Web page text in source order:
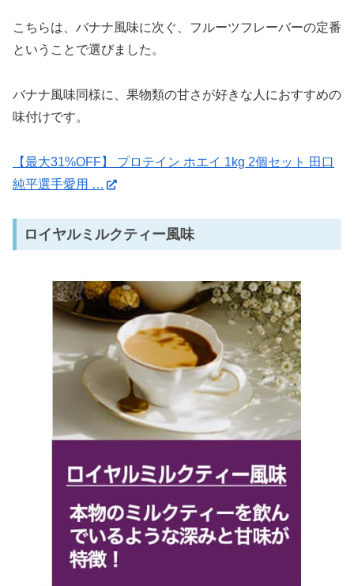
こちらは、バナナ風味に次ぐ、フルーツフレーバーの定番
ということで選びました。
バナナ風味同様に、果物類の甘さが好きな人におすすめの
味付けです。
【最大31%OFF】 プロテイン ホエイ 1kg 2個セット 田口
純平選手愛用 …
ロイヤルミルクティー風味